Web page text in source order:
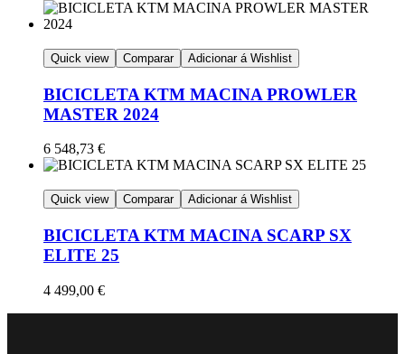
Quick view Comparar Adicionar á Wishlist
BICICLETA KTM MACINA PROWLER
MASTER 2024
6 548,73 €
Quick view Comparar Adicionar á Wishlist
BICICLETA KTM MACINA SCARP SX
ELITE 25
4 499,00 €